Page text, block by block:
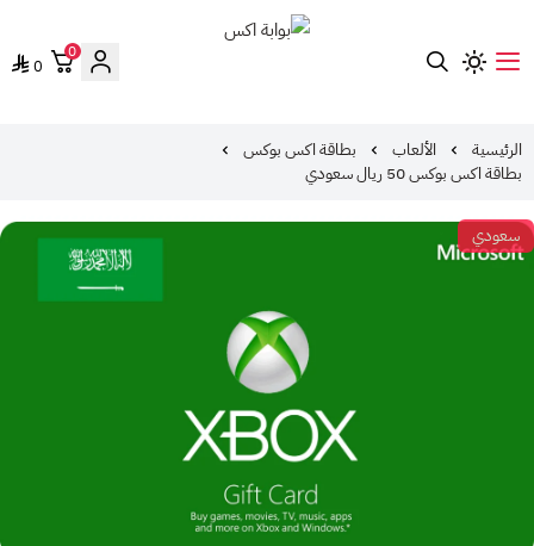
0
0
الرئيسية الألعاب
بطاقة اكس بوكس
بطاقة اكس بوكس 50 ريال سعودي
سعودي